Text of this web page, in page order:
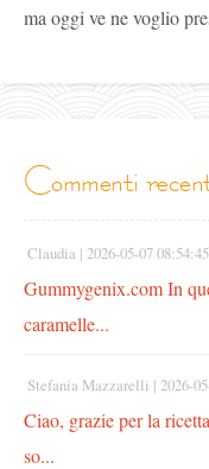
ma oggi ve ne voglio
commenti
Claudia | 2026-05-07 08:54:45
Gummygenix.com In
caramelle...
Stefania Mazzarelli | 2026-
Ciao, grazie per la
so...